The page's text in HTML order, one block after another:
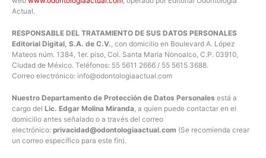
Actual.
RESPONSABLE DEL TRATAMIENTO DE SUS DATOS PERSONALES
Editorial Digital, S.A. de C.V., con domicilio en Boulevard A. López
Mateos núm. 1384, 1er. piso, Col. Santa María Nonoalco, C.P. 03910,
Ciudad de México. Teléfonos: 55 5611 2666 / 55 5615 3688.
Correo electrónico: info@odontologiaactual.com
Nuestro Departamento de Protección de Datos Personales está a
cargo del Lic. Edgar Molina Miranda, a quien puede contactar en el
domicilio antes señalado o a través del correo
electrónico: privacidad@odontologiaactual.com (Se recomienda crear
un correo específico para este fin).